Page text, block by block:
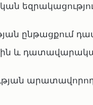
ընթացքում
և
արատավորող